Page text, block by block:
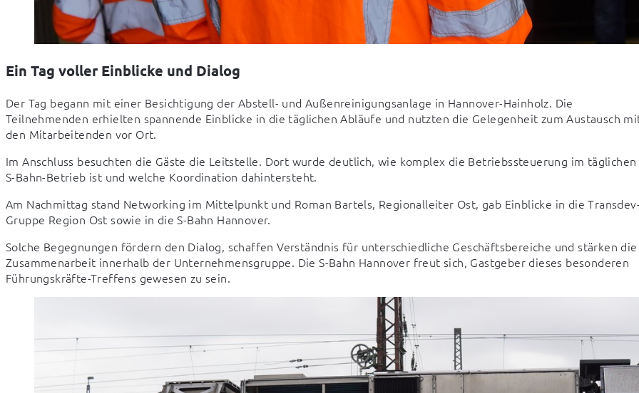
Ein Tag voller Einblicke und Dialog
Der Tag begann mit einer Besichtigung der Abstell- und Außenreinigungsanlage in Hannover-Hainholz. Die
Teilnehmenden erhielten spannende Einblicke in die täglichen Abläufe und nutzten die Gelegenheit zum Austausch
den Mitarbeitenden vor Ort.
Im Anschluss besuchten die Gäste die Leitstelle. Dort wurde deutlich, wie komplex die Betriebssteuerung im täglichen
S-Bahn-Betrieb ist und welche Koordination dahintersteht.
Am Nachmittag stand Networking im Mittelpunkt und Roman Bartels, Regionalleiter Ost, gab Einblicke in die
Gruppe Region Ost sowie in die S-Bahn Hannover.
Solche Begegnungen fördern den Dialog, schaffen Verständnis für unterschiedliche Geschäftsbereiche und stärken die
Zusammenarbeit innerhalb der Unternehmensgruppe. Die S-Bahn Hannover freut sich, Gastgeber dieses besonderen
Führungskräfte-Treffens gewesen zu sein.